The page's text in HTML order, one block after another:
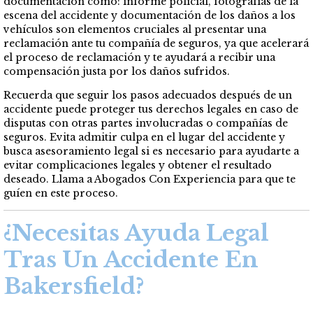
escena del accidente y documentación de los daños a los
vehículos son elementos cruciales al presentar una
reclamación ante tu compañía de seguros, ya que acelerará
el proceso de reclamación y te ayudará a recibir una
compensación justa por los daños sufridos.
Recuerda que seguir los pasos adecuados después de un
accidente puede proteger tus derechos legales en caso de
disputas con otras partes involucradas o compañías de
seguros. Evita admitir culpa en el lugar del accidente y
busca asesoramiento legal si es necesario para ayudarte a
evitar complicaciones legales y obtener el resultado
deseado. Llama a Abogados Con Experiencia para que te
guíen en este proceso.
¿Necesitas Ayuda Legal
Tras Un Accidente En
Bakersfield?